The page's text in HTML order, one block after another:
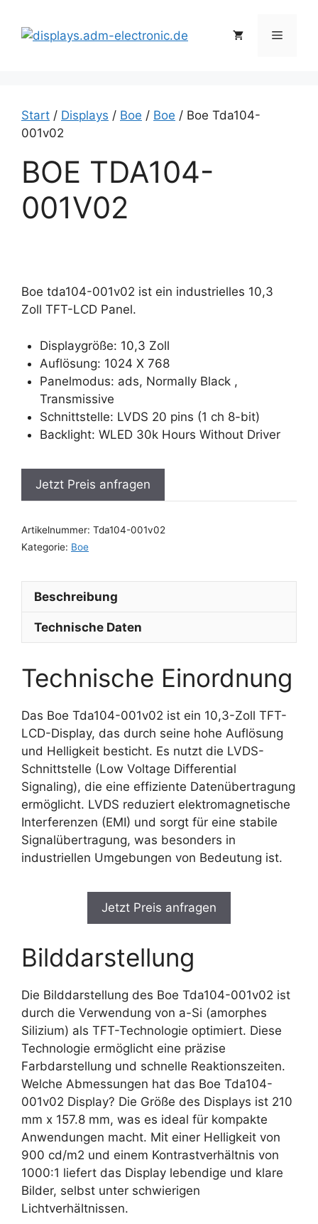
Inhalt
springen
Menü
Start / Displays / Boe / Boe / Boe Tda104-
001v02
BOE TDA104-
001V02
Boe tda104-001v02 ist ein industrielles 10,3
Zoll TFT-LCD Panel.
Displaygröße: 10,3 Zoll
Auflösung: 1024 X 768
Panelmodus: ads, Normally Black ,
Transmissive
Schnittstelle: LVDS 20 pins (1 ch 8-bit)
Backlight: WLED 30k Hours Without Driver
Jetzt Preis anfragen
Artikelnummer: Tda104-001v02
Kategorie: Boe
Beschreibung
Technische Daten
Technische Einordnung
Das Boe Tda104-001v02 ist ein 10,3-Zoll TFT-
LCD-Display, das durch seine hohe Auflösung
und Helligkeit besticht. Es nutzt die LVDS-
Schnittstelle (Low Voltage Differential
Signaling), die eine effiziente Datenübertragung
ermöglicht. LVDS reduziert elektromagnetische
Interferenzen (EMI) und sorgt für eine stabile
Signalübertragung, was besonders in
industriellen Umgebungen von Bedeutung ist.
Jetzt Preis anfragen
Bilddarstellung
Die Bilddarstellung des Boe Tda104-001v02 ist
durch die Verwendung von a-Si (amorphes
Silizium) als TFT-Technologie optimiert. Diese
Technologie ermöglicht eine präzise
Farbdarstellung und schnelle Reaktionszeiten.
Welche Abmessungen hat das Boe Tda104-
001v02 Display? Die Größe des Displays ist 210
mm x 157.8 mm, was es ideal für kompakte
Anwendungen macht. Mit einer Helligkeit von
900 cd/m2 und einem Kontrastverhältnis von
1000:1 liefert das Display lebendige und klare
Bilder, selbst unter schwierigen
Lichtverhältnissen.